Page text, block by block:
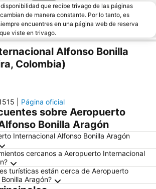
que recibe trivago de las páginas
de manera constante. Por lo tanto, es
encuentres en una página web de reserva
viste en trivago.
Alfonso Bonilla
Colombia)
Página oficial
sobre Aeropuerto
Bonilla Aragón
Internacional Alfonso Bonilla Aragón
cercanos a Aeropuerto Internacional
turísticas están cerca de Aeropuerto
Aragón?